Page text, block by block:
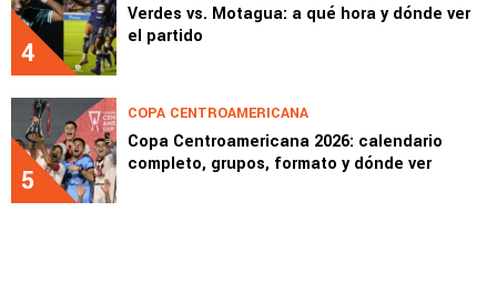
4
Verdes vs. Motagua: a qué hora y dónde ver
el partido
5
COPA CENTROAMERICANA
Copa Centroamericana 2026: calendario
completo, grupos, formato y dónde ver